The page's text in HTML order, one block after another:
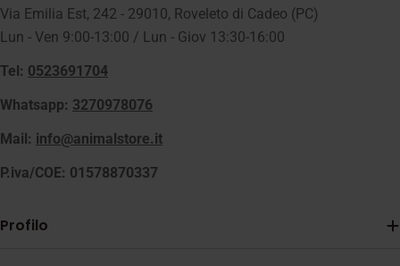
Via Emilia Est, 242 - 29010, Roveleto di Cadeo (PC)
Lun - Ven 9:00-13:00 / Lun - Giov 13:30-16:00
Tel: 0523691704
Whatsapp: 3270978076
Mail: info@animalstore.it
P.iva/COE: 01578870337
Profilo